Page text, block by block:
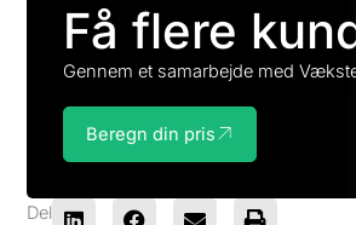
Få flere
Gennem et samarbejde med
Beregn din pris
Del